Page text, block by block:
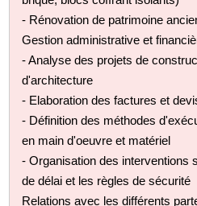
- Rénovation de patrimoine
Gestion administrative et
- Analyse des projets de
d'architecture
- Elaboration des factures et
- Définition des méthodes
en main d'oeuvre et matériel
- Organisation des interventions
de délai et les règles de sécurité
Relations avec les différents